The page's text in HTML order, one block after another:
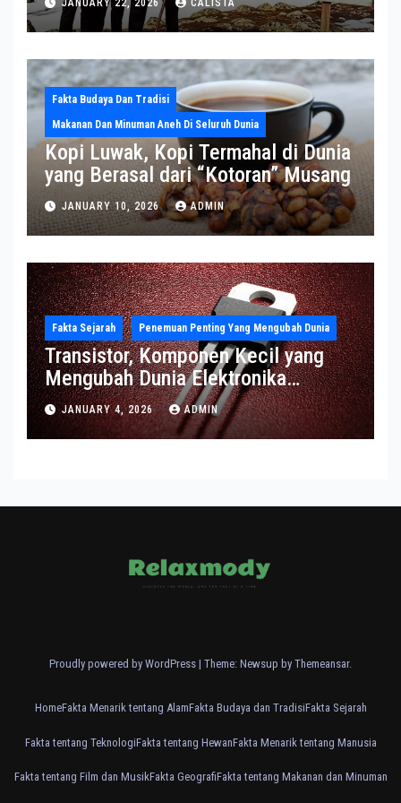
Greenland
JANUARY 22, 2026 CALISTA
Fakta Budaya Dan Tradisi
Makanan Dan Minuman Aneh Di Seluruh Dunia
Kopi Luwak, Kopi Termahal di Dunia
yang Berasal dari “Kotoran” Musang
JANUARY 10, 2026 ADMIN
Fakta Sejarah Penemuan Penting Yang Mengubah Dunia
Transistor, Komponen Kecil yang
Mengubah Dunia Elektronika
Modern
JANUARY 4, 2026 ADMIN
Proudly powered by WordPress | Theme: Newsup by Themeansar.
HomeFakta Menarik tentang AlamFakta Budaya dan TradisiFakta Sejarah
Fakta tentang TeknologiFakta tentang HewanFakta Menarik tentang Manusia
Fakta tentang Film dan MusikFakta GeografiFakta tentang Makanan dan Minuman